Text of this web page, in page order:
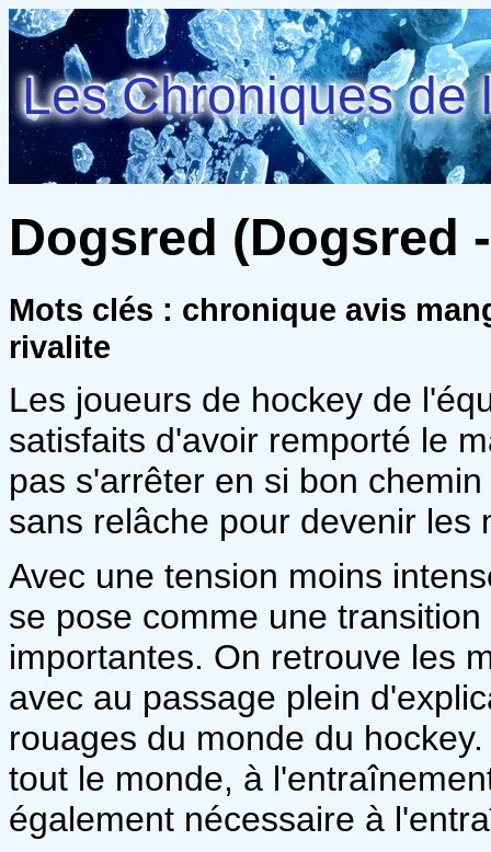
Les Chroniques de
Dogsred (Dogsred
Mots clés : chronique avis
rivalite
Les joueurs de hockey de
satisfaits d'avoir remporté le
pas s'arrêter en si bon
sans relâche pour devenir les
Avec une tension moins
se pose comme une
importantes. On retrouve les
avec au passage plein
rouages du monde du
tout le monde, à
également nécessaire à